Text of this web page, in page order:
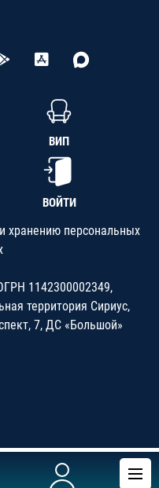
ВИП
ВОЙТИ
хранению персональных
1142300002349,
территория Сириус,
7, ДС «Большой»